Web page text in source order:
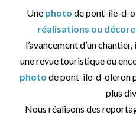
Une photo de pont-ile-d-
réalisations ou
l’avancement d’un
une revue touristique ou
photo de pont-ile-d-oleron
plus
Nous réalisons des